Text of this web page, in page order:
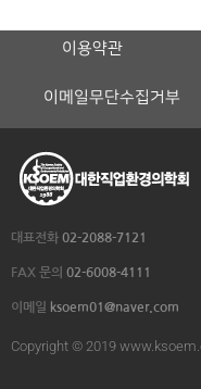
이용약관
이메일무단수집거부
대표전화 02-2088-7121
FAX 문의 02-6008-4111
이메일 ksoem01@naver.com
Copyright © 2019